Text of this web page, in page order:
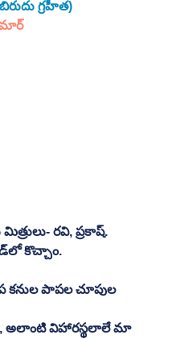
గ్రహీత)
రవి, ప్రకాష్.
ముగ్గురికీ పెళ్లీడొచ్చింది. వేటకెళ్లే మూడ్‌లో కొచ్చాం.
కనుల పాపల చూపుల
అలాంటి విహారస్థలాలే మా